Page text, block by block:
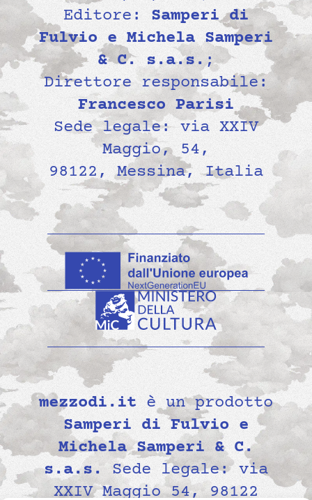
Editore: Samperi di
Fulvio e Michela Samperi
& C. s.a.s. ;
Direttore responsabile:
Francesco Parisi
Sede legale: via XXIV
Maggio, 54,
98122, Messina, Italia
mezzodi.it è un prodotto
Samperi di Fulvio e
Michela Samperi & C.
s.a.s. Sede legale: via
XXIV Maggio 54, 98122